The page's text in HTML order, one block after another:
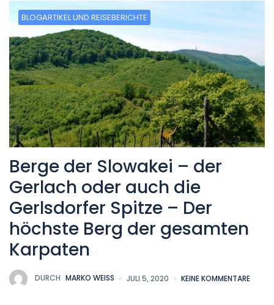
BLOGARTIKEL UND REISEBERICHTE
Berge der Slowakei – der
Gerlach oder auch die
Gerlsdorfer Spitze – Der
höchste Berg der gesamten
Karpaten
DURCH MARKO WEISS JULI 5, 2020 KEINE KOMMENTARE